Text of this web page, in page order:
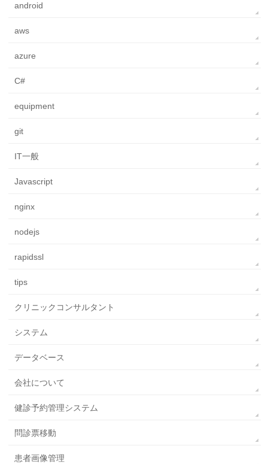
android
aws
azure
C#
equipment
git
IT一般
Javascript
nginx
nodejs
rapidssl
tips
クリニックコンサルタント
システム
データベース
会社について
健診予約管理システム
問診票移動
患者画像管理